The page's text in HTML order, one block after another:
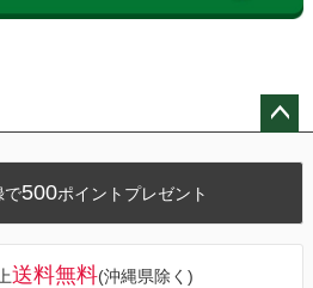
へ
で500ポイントプレゼント
送料無料(沖縄県除く)